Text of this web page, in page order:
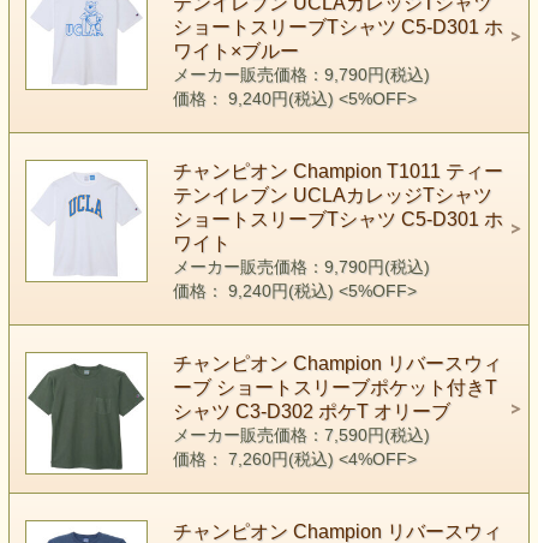
ショートスリーブTシャツ C5-D301 ホ
ワイト×ブルー
メーカー販売価格：9,790円(税込)
価格： 9,240円(税込) <5%OFF>
チャンピオン Champion T1011 ティー
テンイレブン UCLAカレッジTシャツ
ショートスリーブTシャツ C5-D301 ホ
ワイト
メーカー販売価格：9,790円(税込)
価格： 9,240円(税込) <5%OFF>
チャンピオン Champion リバースウィ
ーブ ショートスリーブポケット付きT
シャツ C3-D302 ポケT オリーブ
メーカー販売価格：7,590円(税込)
価格： 7,260円(税込) <4%OFF>
チャンピオン Champion リバースウィ